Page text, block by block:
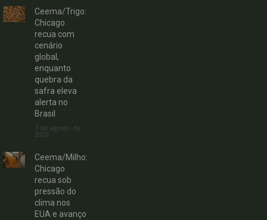
Ceema/Trigo:
Chicago
recua com
cenário
global,
enquanto
quebra da
safra eleva
alerta no
Brasil
7 de agosto de
2026
Ceema/Milho:
Chicago
recua sob
pressão do
clima nos
EUA e avanço